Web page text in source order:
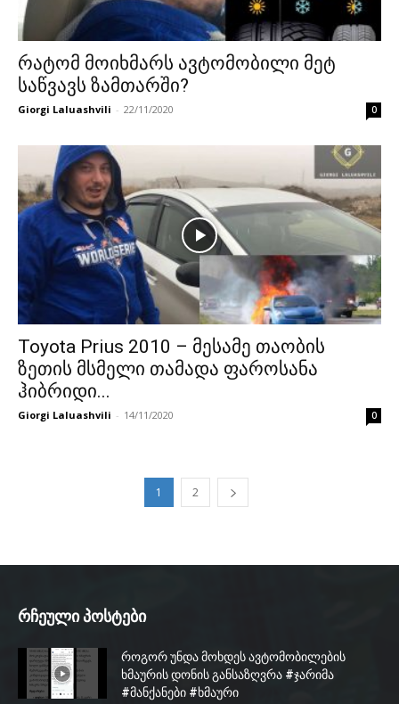
რატომ მოიხმარს ავტომობილი მეტ
საწვავს ზამთარში?
Giorgi Laluashvili - 22/11/2020 0
Toyota Prius 2010 – მესამე თაობის
ზეთის მსმელი თამადა ფაროსანა
ჰიბრიდი...
Giorgi Laluashvili - 14/11/2020 0
1 2
რჩეული პოსტები
როგორ უნდა მოხდეს ავტომობილების
ხმაურის დონის განსაზღვრა #ჯარიმა
#მანქანები #ხმაური